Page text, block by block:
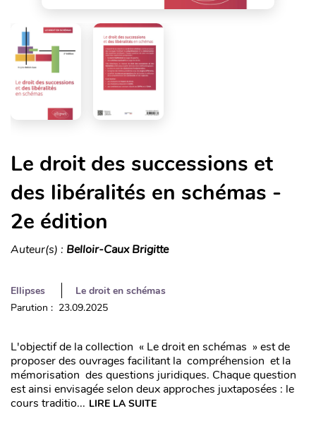
Le droit des successions et
des libéralités en schémas -
2e édition
Auteur(s) : Belloir-Caux Brigitte
Ellipses
Le droit en schémas
Parution : 23.09.2025
L'objectif de la collection « Le droit en schémas » est de
proposer des ouvrages facilitant la compréhension et la
mémorisation des questions juridiques. Chaque question
est ainsi envisagée selon deux approches juxtaposées : le
cours traditio... LIRE LA SUITE